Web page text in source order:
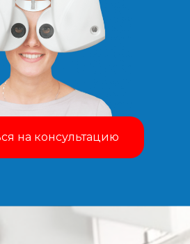
на консультацию